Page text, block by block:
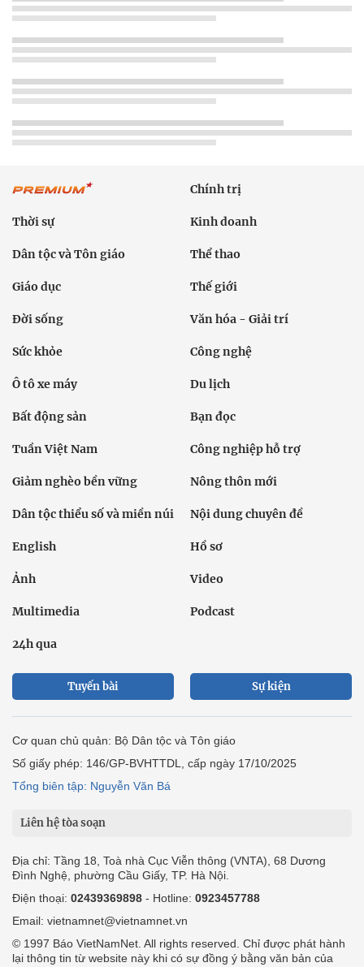
Chính trị
Thời sự Kinh doanh
Dân tộc và Tôn giáo Thể thao
Giáo dục Thế giới
Đời sống Văn hóa - Giải trí
Sức khỏe Công nghệ
Ô tô xe máy Du lịch
Bất động sản Bạn đọc
Tuần Việt Nam Công nghiệp hỗ trợ
Giảm nghèo bền vững Nông thôn mới
Dân tộc thiểu số và miền núi Nội dung chuyên đề
English Hồ sơ
Ảnh Video
Multimedia Podcast
24h qua
Tuyến bài Sự kiện
Cơ quan chủ quản: Bộ Dân tộc và Tôn giáo
Số giấy phép: 146/GP-BVHTTDL, cấp ngày 17/10/2025
Tổng biên tập: Nguyễn Văn Bá
Liên hệ tòa soạn
Địa chỉ: Tầng 18, Toà nhà Cục Viễn thông (VNTA), 68 Dương
Đình Nghệ, phường Cầu Giấy, TP. Hà Nội.
Điện thoại: 02439369898 - Hotline: 0923457788
Email: vietnamnet@vietnamnet.vn
© 1997 Báo VietNamNet. All rights reserved. Chỉ được phát hành
lại thông tin từ website này khi có sự đồng ý bằng văn bản của